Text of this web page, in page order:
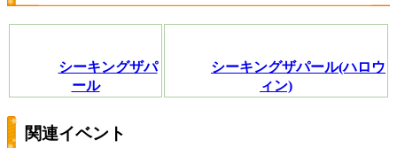
シーキングザパ
ール
シーキングザパール(ハロウ
ィン)
関連イベント